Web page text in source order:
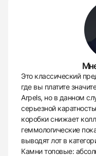
Это классический
где вы платите
Arpels, но в данном
серьезной
коробки снижает
геммологические
выводят лот в
Камни топовые: